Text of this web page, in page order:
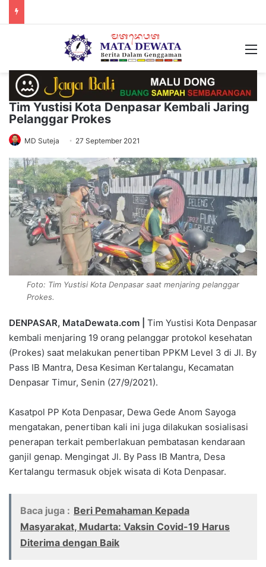
Tim Yustisi Kota Denpasar Kembali Jaring
Pelanggar Prokes
MD Suteja 27 September 2021
Foto: Tim Yustisi Kota Denpasar saat menjaring pelanggar
Prokes.
DENPASAR, MataDewata.com |
Tim Yustisi Kota Denpasar
kembali menjaring 19 orang pelanggar protokol kesehatan
(Prokes) saat melakukan penertiban PPKM Level 3 di Jl. By
Pass IB Mantra, Desa Kesiman Kertalangu, Kecamatan
Denpasar Timur, Senin (27/9/2021).
Kasatpol PP Kota Denpasar, Dewa Gede Anom Sayoga
mengatakan, penertiban kali ini juga dilakukan sosialisasi
penerapan terkait pemberlakuan pembatasan kendaraan
ganjil genap. Mengingat Jl. By Pass IB Mantra, Desa
Kertalangu termasuk objek wisata di Kota Denpasar.
Baca juga : Beri Pemahaman Kepada
Masyarakat, Mudarta: Vaksin Covid-19 Harus
Diterima dengan Baik